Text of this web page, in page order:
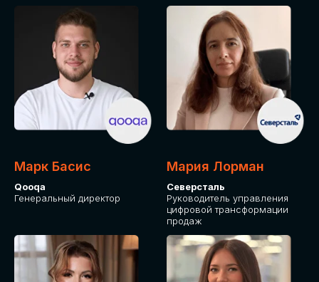
Марк Басис
Qooqa
Генеральный директор
Мария Лорман
Северсталь
Руководитель управления
цифровой трансформации
продаж
СРЕДИ ПАРТНЕРОВ
МЕРОПРИЯТИЯ